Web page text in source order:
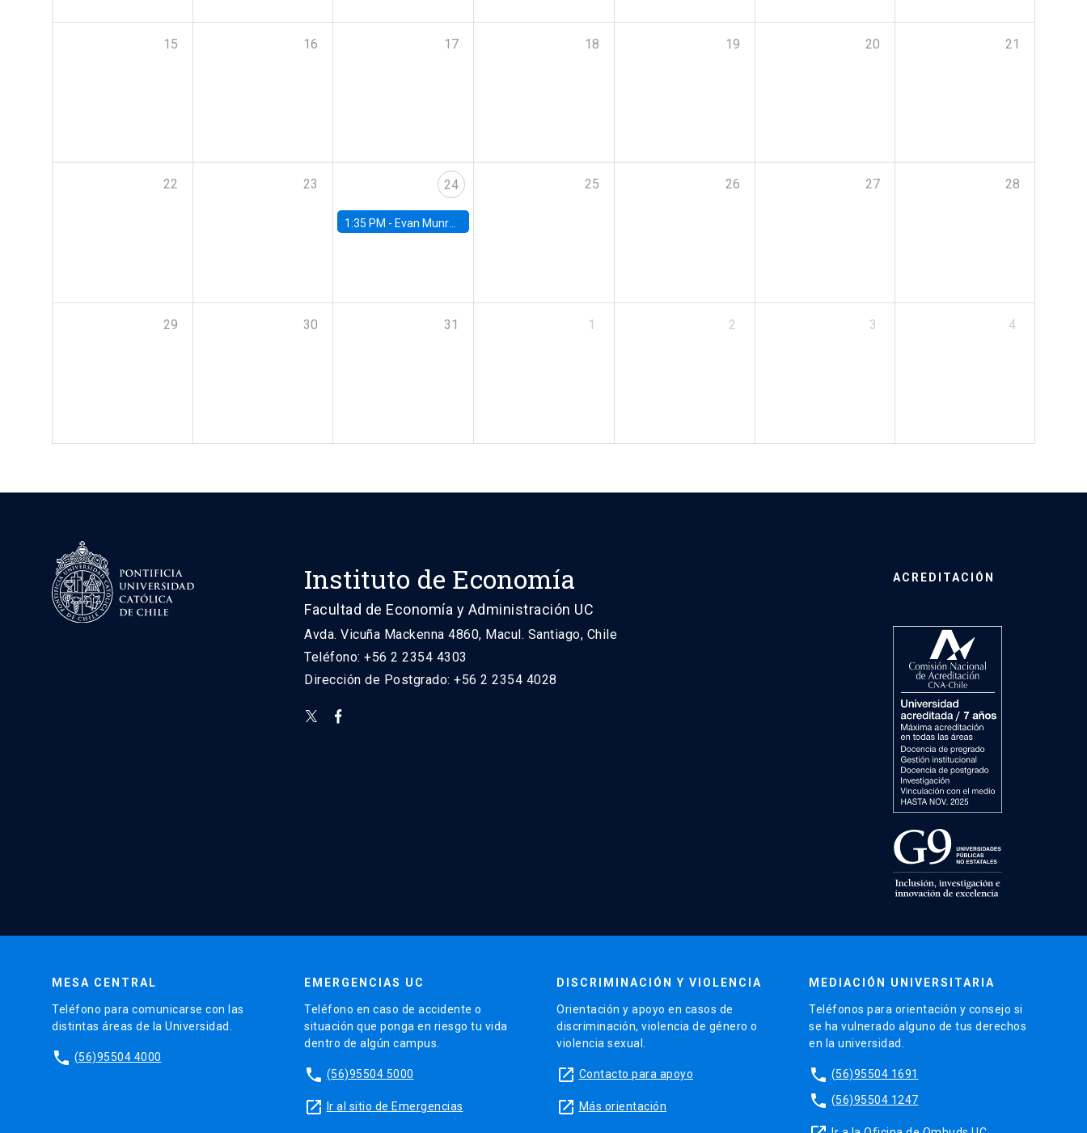
15 16 17 18 19 20 21
22 23 24
1:35 PM - Evan Munro, Neyman Visiting Assistant Professor in the Department of Statistics at UC Berkeley
25 26 27 28
29 30 31 1 2 3 4
Instituto de Economía
Facultad de Economía y Administración UC
Avda. Vicuña Mackenna 4860, Macul. Santiago, Chile
Teléfono: +56 2 2354 4303
Dirección de Postgrado: +56 2 2354 4028
ACREDITACIÓN
MESA CENTRAL
Teléfono para comunicarse con las
distintas áreas de la Universidad.
phone (56)95504 4000
EMERGENCIAS UC
Teléfono en caso de accidente o
situación que ponga en riesgo tu vida
dentro de algún campus.
phone (56)95504 5000
launch Ir al sitio de Emergencias
DISCRIMINACIÓN Y VIOLENCIA
Orientación y apoyo en casos de
discriminación, violencia de género o
violencia sexual.
launch Contacto para apoyo
launch Más orientación
MEDIACIÓN UNIVERSITARIA
Teléfonos para orientación y consejo si
se ha vulnerado alguno de tus derechos
en la universidad.
phone (56)95504 1691
phone (56)95504 1247